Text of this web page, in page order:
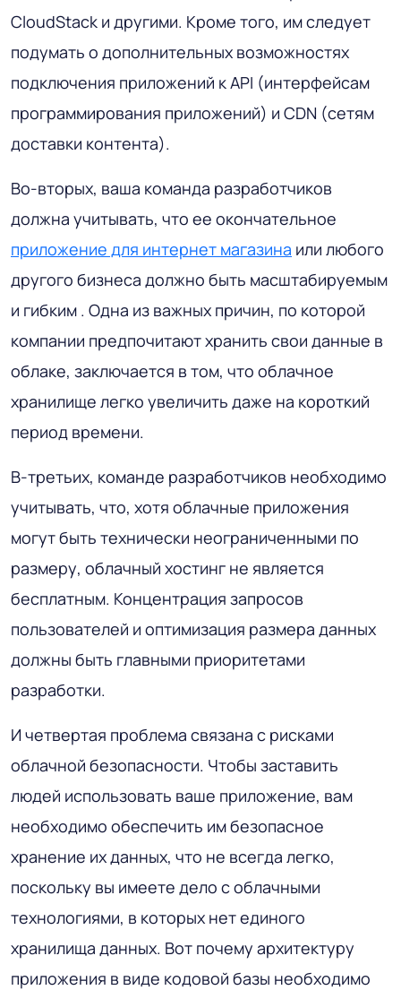
CloudStack и другими. Кроме того, им следует
подумать о дополнительных возможностях
подключения приложений к API (интерфейсам
программирования приложений) и CDN (сетям
доставки контента).
Во-вторых, ваша команда разработчиков
должна учитывать, что ее окончательное
приложение для интернет магазина или любого
другого бизнеса должно быть масштабируемым
и гибким . Одна из важных причин, по которой
компании предпочитают хранить свои данные в
облаке, заключается в том, что облачное
хранилище легко увеличить даже на короткий
период времени.
В-третьих, команде разработчиков необходимо
учитывать, что, хотя облачные приложения
могут быть технически неограниченными по
размеру, облачный хостинг не является
бесплатным. Концентрация запросов
пользователей и оптимизация размера данных
должны быть главными приоритетами
разработки.
И четвертая проблема связана с рисками
облачной безопасности. Чтобы заставить
людей использовать ваше приложение, вам
необходимо обеспечить им безопасное
хранение их данных, что не всегда легко,
поскольку вы имеете дело с облачными
технологиями, в которых нет единого
хранилища данных. Вот почему архитектуру
приложения в виде кодовой базы необходимо